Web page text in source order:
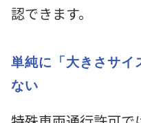
認できます。
単純に「大きさサイ
ない